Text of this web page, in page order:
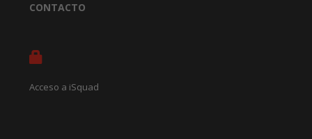
CONTACTO
Acceso a iSquad